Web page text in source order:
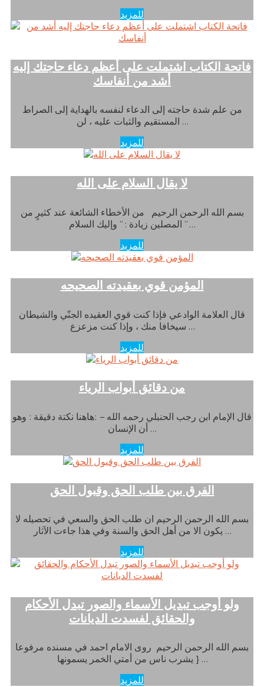
للمزيد
فاتحة الكتاب اشتملت على أعظم دعاء حاجتك إليه
أشد من أنفاسك
من علم شدة حاجته إلى الدعاء لنفسه بالهداية إلى الصراط
المستقيم والثبات عليه ، لن …
للمزيد
لا يقال السلام على الله
بسم الله الرحمن الرحيم من الأخطاء الشائعة عند كثيرٍ من
المصلين زيادة : ” وإليك السلام ” …
للمزيد
المؤمن قوي بعقيدته الصحيحه
قال العلامة الوادعي فإذا كنت قوي العقيده الجنّي والشيطان
سيخافا منك ، وإذا كنت مزعزع …
للمزيد
من دقائق أبواب الرياء
قال الإمام ابن رجب الحنبلي رحمه الله – :هاهنا نكتة دقيقة : وهو
أن الإنسان …
للمزيد
الفرق بين طلب الحق وقبول الحق
بسم الله الرحمن الرحيم ان طلب الحق والسعي في تحصيله لا
يكون الا من أهل الحق والسنة وفي هذا جاءت الآثار …
للمزيد
ولو أوجب تبديل الأسماء والصور تبدل الأحكام
والحقائق لفسدت الديانات
بسم الله الرحمن الرحيم روى الامام احمد في مسنده مرفوعا
{ يشرب ناس من أمتي الخمر يسمونها …
للمزيد